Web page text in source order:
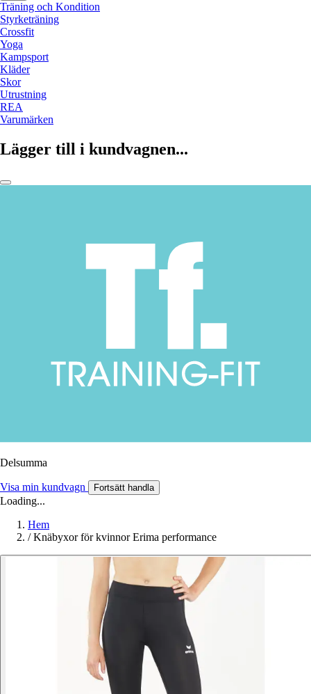
Träning och Kondition
Styrketräning
Crossfit
Yoga
Kampsport
Kläder
Skor
Utrustning
REA
Varumärken
Lägger till i kundvagnen...
Delsumma
Visa min kundvagn Fortsätt handla
Loading...
Hem
/ Knäbyxor för kvinnor Erima performance